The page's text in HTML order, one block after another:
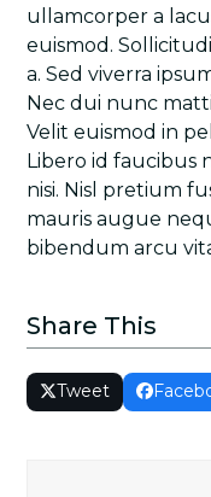
ullamcorper a
euismod.
a. Sed viverra
Nec dui nunc
Velit euismod in
Libero id faucibus
nisi. Nisl pretium
mauris augue
bibendum arcu
Share This
Tweet